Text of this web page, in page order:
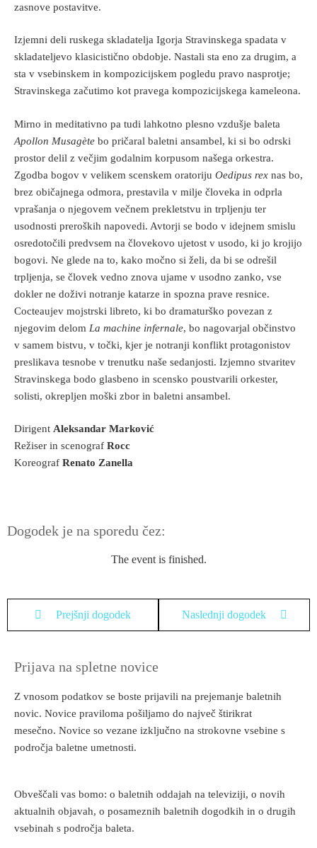
zasnove postavitve.
Izjemni deli ruskega skladatelja Igorja Stravinskega spadata v
skladateljevo klasicistično obdobje. Nastali sta eno za drugim, a
sta v vsebinskem in kompozicijskem pogledu pravo nasprotje;
Stravinskega začutimo kot pravega kompozicijskega kameleona.
Mirno in meditativno pa tudi lahkotno plesno vzdušje baleta
Apollon Musagète bo pričaral baletni ansambel, ki si bo odrski
prostor delil z večjim godalnim korpusom našega orkestra.
Zgodba bogov v velikem scenskem oratoriju Oedipus rex nas bo,
brez običajnega odmora, prestavila v milje človeka in odprla
vprašanja o njegovem večnem prekletstvu in trpljenju ter
usodnosti preroških napovedi. Avtorji se bodo v idejnem smislu
osredotočili predvsem na človekovo ujetost v usodo, ki jo krojijo
bogovi. Ne glede na to, kako močno si želi, da bi se odrešil
trpljenja, se človek vedno znova ujame v usodno zanko, vse
dokler ne doživi notranje katarze in spozna prave resnice.
Cocteaujev mojstrski libreto, ki bo dramaturško povezan z
njegovim delom La machine infernale, bo nagovarjal občinstvo
v samem bistvu, v točki, kjer je notranji konflikt protagonistov
preslikava tesnobe v trenutku naše sedanjosti. Izjemno stvaritev
Stravinskega bodo glasbeno in scensko poustvarili orkester,
solisti, okrepljen moški zbor in baletni ansambel.
Dirigent Aleksandar Marković
Režiser in scenograf Rocc
Koreograf Renato Zanella
Dogodek je na sporedu čez:
The event is finished.
Prejšnji dogodek Naslednji dogodek
Prijava na spletne novice
Z vnosom podatkov se boste prijavili na prejemanje baletnih
novic. Novice praviloma pošiljamo do največ štirikrat
mesečno. Novice so vezane izključno na strokovne vsebine s
področja baletne umetnosti.
Obveščali vas bomo: o baletnih oddajah na televiziji, o novih
aktualnih objavah, o posameznih baletnih dogodkih in o drugih
vsebinah s področja baleta.